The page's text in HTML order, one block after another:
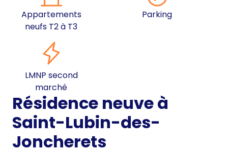
Appartements
neufs T2 à T3
Parking
LMNP second
marché
Résidence neuve à
Saint-Lubin-des-
Joncherets